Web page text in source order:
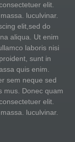
elit.
luculvinar.
elit,sed do
aliqua. Ut enim
laboris nisi
sunt in
quis enim.
sem neque sed
mus. Donec quam
elit.
luculvinar.